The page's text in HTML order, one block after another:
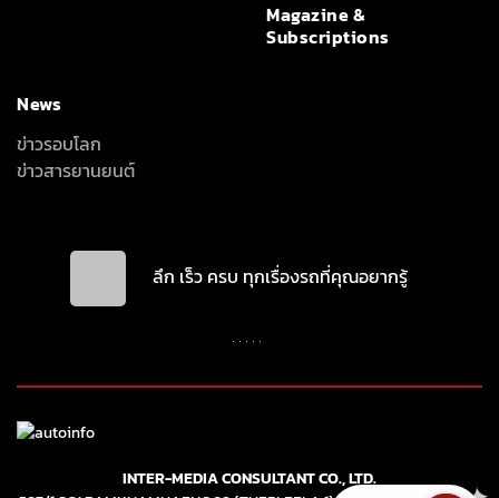
Magazine &
Subscriptions
News
ข่าวรอบโลก
ข่าวสารยานยนต์
ลึก เร็ว ครบ ทุกเรื่องรถที่คุณอยากรู้
INTER-MEDIA CONSULTANT CO., LTD.